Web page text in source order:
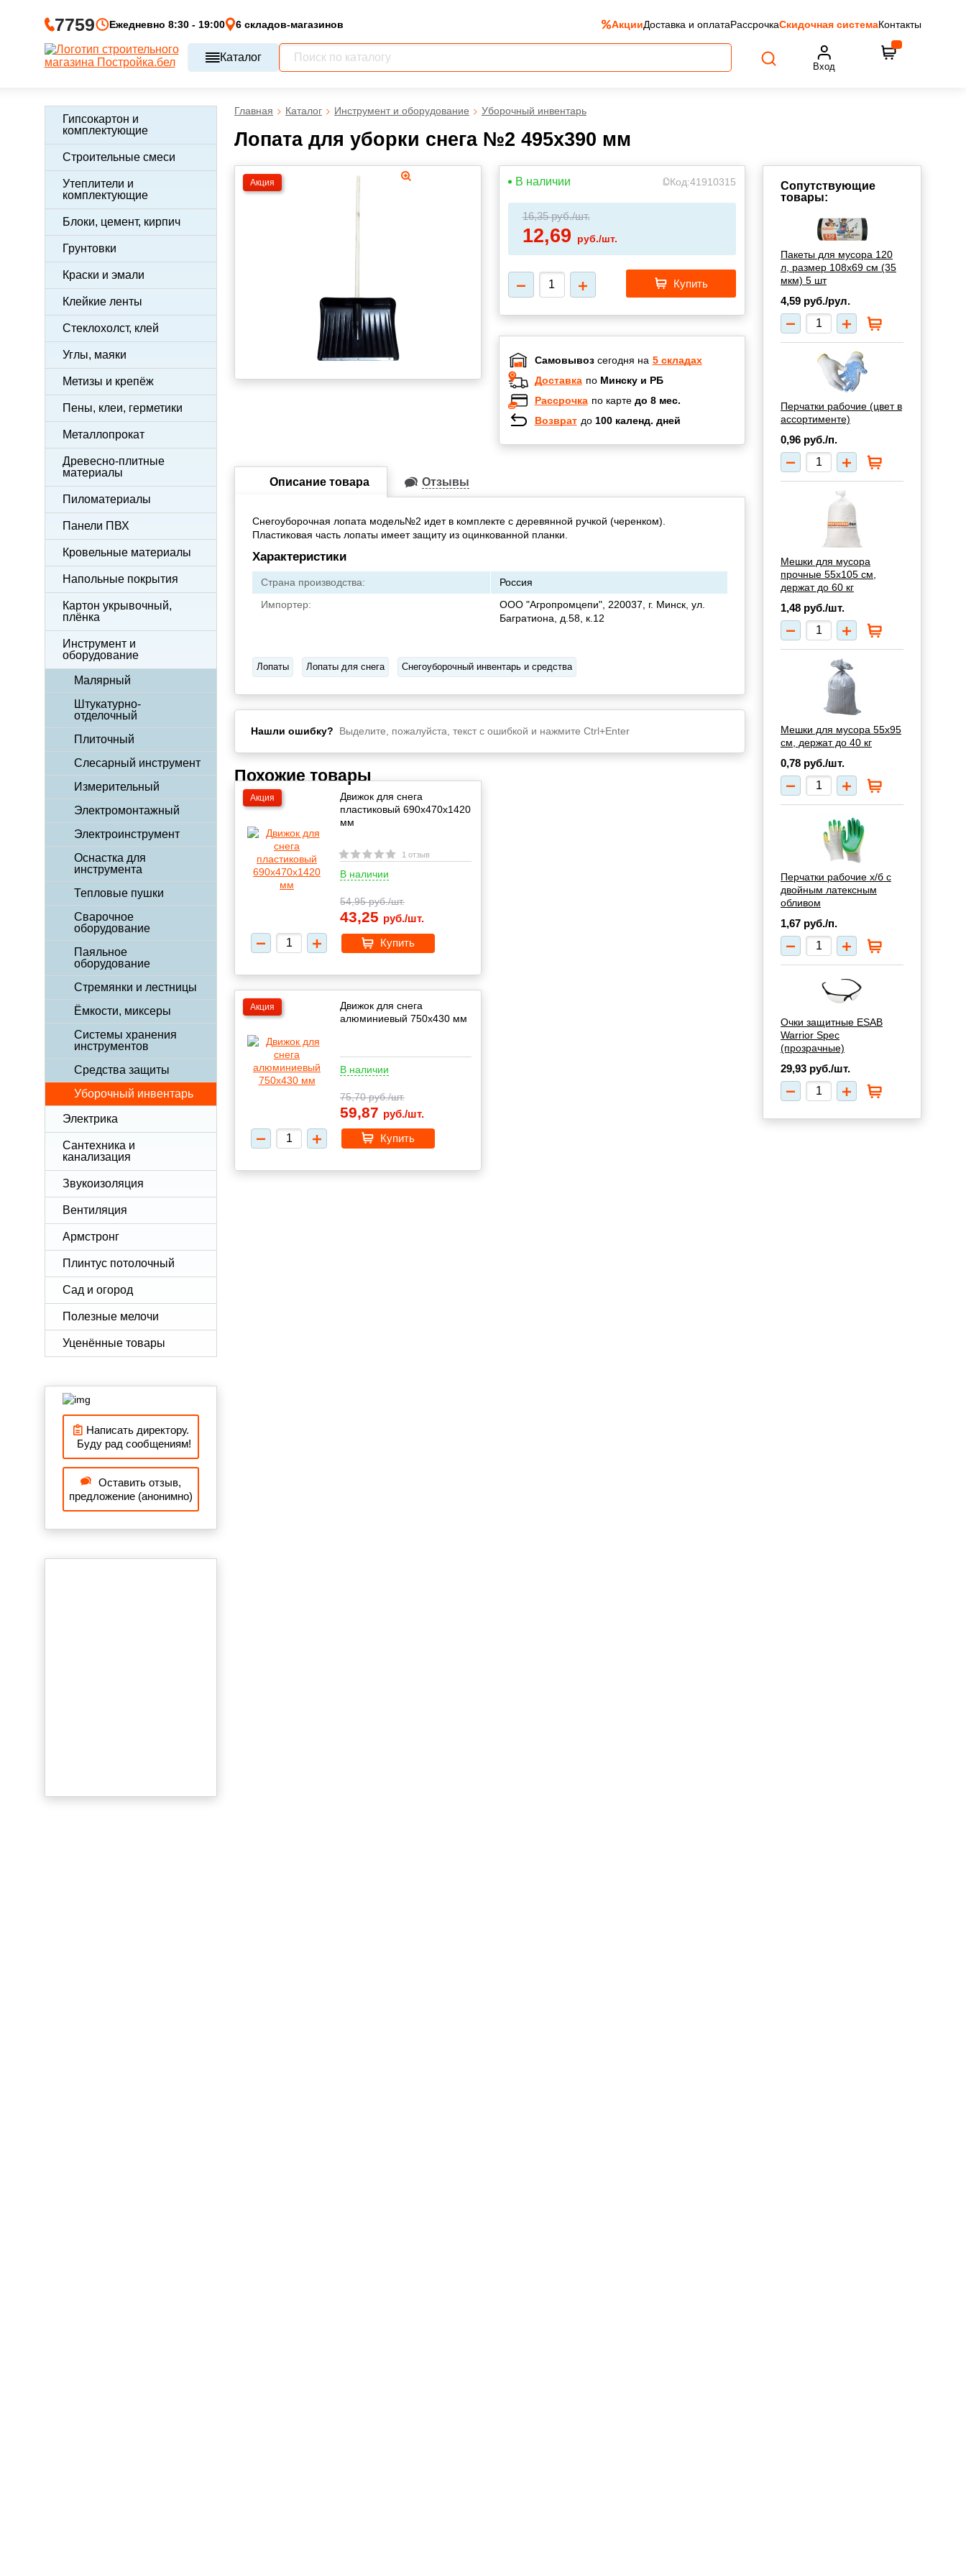
7759 Ежедневно 8:30 - 19:00 6 складов-магазинов АкцииДоставка и оплатаРассрочкаСкидочная системаКонтакты
Каталог
Вход
Гипсокартон и
комплектующие
Строительные смеси
Утеплители и
комплектующие
Блоки, цемент, кирпич
Грунтовки
Краски и эмали
Клейкие ленты
Стеклохолст, клей
Углы, маяки
Метизы и крепёж
Пены, клеи, герметики
Металлопрокат
Древесно-плитные
материалы
Пиломатериалы
Панели ПВХ
Кровельные материалы
Напольные покрытия
Картон укрывочный,
плёнка
Инструмент и
оборудование
Малярный
Штукатурно-
отделочный
Плиточный
Слесарный инструмент
Измерительный
Электромонтажный
Электроинструмент
Оснастка для
инструмента
Тепловые пушки
Сварочное
оборудование
Паяльное
оборудование
Стремянки и лестницы
Ёмкости, миксеры
Системы хранения
инструментов
Средства защиты
Уборочный инвентарь
Электрика
Сантехника и
канализация
Звукоизоляция
Вентиляция
Армстронг
Плинтус потолочный
Сад и огород
Полезные мелочи
Уценённые товары
Написать директору.
Буду рад сообщениям!
Оставить отзыв,
предложение (анонимно)
Главная Каталог Инструмент и оборудование Уборочный инвентарь
Лопата для уборки снега №2 495х390 мм
Акция В наличии Код:41910315
16,35руб./шт.
12,69 руб./шт.
Купить
Самовывозсегодня на 5 складах
Доставка по Минску и РБ
Рассрочка по карте до 8 мес.
Возврат до 100 календ. дней
Описание товара Отзывы
Снегоуборочная лопата модель№2 идет в комплекте с деревянной ручкой (черенком).
Пластиковая часть лопаты имеет защиту из оцинкованной планки.
Характеристики
Страна производства:
Россия
Импортер:
ООО "Агропромцепи", 220037, г. Минск, ул.
Багратиона, д.58, к.12
Лопаты Лопаты для снега Снегоуборочный инвентарь и средства
Нашли ошибку? Выделите, пожалуйста, текст с ошибкой и нажмите Ctrl+Enter
Похожие товары
Акция
Движок для снега
пластиковый 690х470х1420
мм
1 отзыв
В наличии
54,95руб./шт.
43,25 руб./шт.
Купить
Акция
Движок для снега
алюминиевый 750х430 мм
В наличии
75,70руб./шт.
59,87 руб./шт.
Купить
Сопутствующие
товары:
Пакеты для мусора 120
л, размер 108х69 см (35
мкм) 5 шт
4,59 руб./рул.
Перчатки рабочие (цвет в
ассортименте)
0,96 руб./п.
Мешки для мусора
прочные 55х105 см,
держат до 60 кг
1,48 руб./шт.
Мешки для мусора 55х95
см, держат до 40 кг
0,78 руб./шт.
Перчатки рабочие х/б с
двойным латексным
обливом
1,67 руб./п.
Очки защитные ESAB
Warrior Spec
(прозрачные)
29,93 руб./шт.